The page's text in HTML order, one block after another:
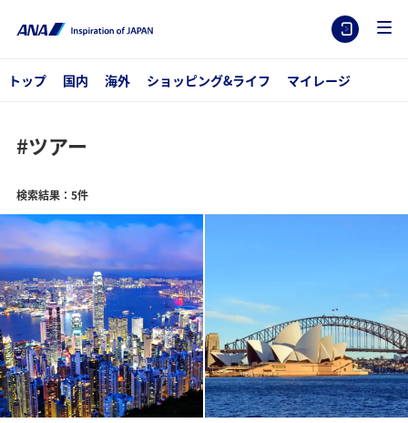
トップ 国内 海外 ショッピング&ライフ マイレージ
#ツアー
検索結果：5件